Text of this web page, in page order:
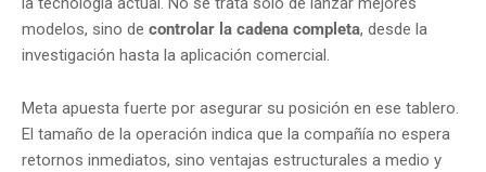
modelos, sino de controlar la cadena completa, desde la
investigación hasta la aplicación comercial.
Meta apuesta fuerte por asegurar su posición en ese tablero.
El tamaño de la operación indica que la compañía no espera
retornos inmediatos, sino ventajas estructurales a medio y